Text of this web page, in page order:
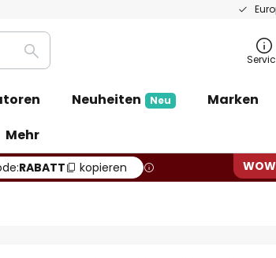
Suche
Neuheiten Neu Marken
Mehr
RABATT kopieren